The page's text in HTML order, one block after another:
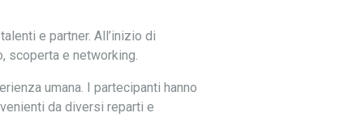
e partner. All’inizio di
scoperta e networking.
umana. I partecipanti hanno
da diversi reparti e